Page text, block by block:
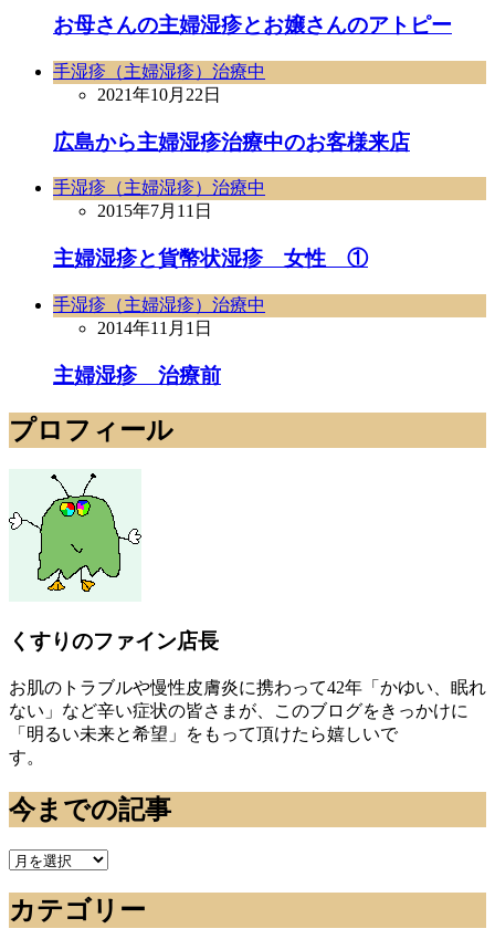
お母さんの主婦湿疹とお嬢さんのアトピー
手湿疹（主婦湿疹）治療中
2021年10月22日
広島から主婦湿疹治療中のお客様来店
手湿疹（主婦湿疹）治療中
2015年7月11日
主婦湿疹と貨幣状湿疹 女性 ①
手湿疹（主婦湿疹）治療中
2014年11月1日
主婦湿疹 治療前
プロフィール
くすりのファイン店長
お肌のトラブルや慢性皮膚炎に携わって42年「かゆい、眠れ
ない」など辛い症状の皆さまが、このブログをきっかけに
「明るい未来と希望」をもって頂けたら嬉しいで
す。
今までの記事
今
で
の
カテゴリー